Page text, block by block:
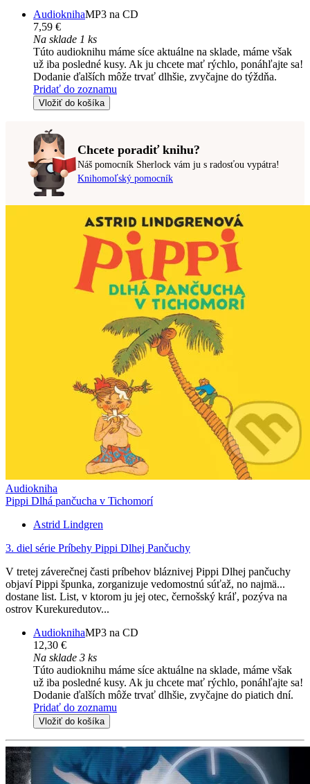
AudioknihaMP3 na CD
7,59 €
Na sklade 1 ks
Túto audioknihu máme síce aktuálne na sklade, máme však
už iba posledné kusy. Ak ju chcete mať rýchlo, ponáhľajte sa!
Dodanie ďalších môže trvať dlhšie, zvyčajne do týždňa.
Pridať do zoznamu
Vložiť do košíka
Chcete poradiť knihu?
Náš pomocník Sherlock vám ju s radosťou vypátra!
Knihomoľský pomocník
Audiokniha
Pippi Dlhá pančucha v Tichomorí
Astrid Lindgren
3. diel série Príbehy Pippi Dlhej Pančuchy
V tretej záverečnej časti príbehov bláznivej Pippi Dlhej pančuchy
objaví Pippi špunka, zorganizuje vedomostnú súťaž, no najmä...
dostane list. List, v ktorom ju jej otec, černošský kráľ, pozýva na
ostrov Kurekuredutov...
AudioknihaMP3 na CD
12,30 €
Na sklade 3 ks
Túto audioknihu máme síce aktuálne na sklade, máme však
už iba posledné kusy. Ak ju chcete mať rýchlo, ponáhľajte sa!
Dodanie ďalších môže trvať dlhšie, zvyčajne do piatich dní.
Pridať do zoznamu
Vložiť do košíka